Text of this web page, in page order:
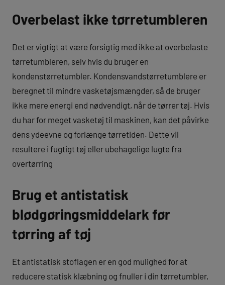
Overbelast ikke tørretumbleren
Det er vigtigt at være forsigtig med ikke at overbelaste
tørretumbleren, selv hvis du bruger en
kondenstørretumbler. Kondensvandstørretumblere er
beregnet til mindre vasketøjsmængder, så de bruger
ikke mere energi end nødvendigt, når de tørrer tøj. Hvis
du har for meget vasketøj til maskinen, kan det påvirke
dens ydeevne og forlænge tørretiden. Dette vil
resultere i fugtigt tøj eller ubehagelige lugte fra
overtørring
Brug et antistatisk
blødgøringsmiddelark før
tørring af tøj
Et antistatisk stoflagen er en god mulighed for at
reducere statisk klæbning og fnuller i din tørretumbler,